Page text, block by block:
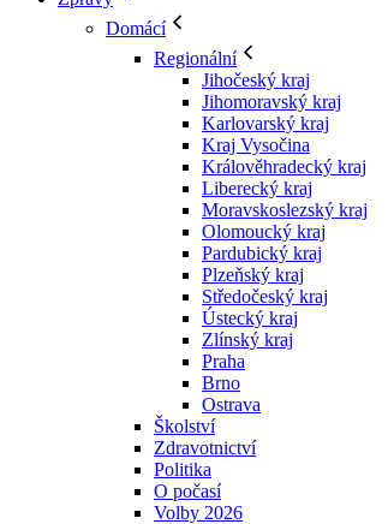
Domácí
Regionální
Jihočeský kraj
Jihomoravský kraj
Karlovarský kraj
Kraj Vysočina
Králověhradecký kraj
Liberecký kraj
Moravskoslezský kraj
Olomoucký kraj
Pardubický kraj
Plzeňský kraj
Středočeský kraj
Ústecký kraj
Zlínský kraj
Praha
Brno
Ostrava
Školství
Zdravotnictví
Politika
O počasí
Volby 2026